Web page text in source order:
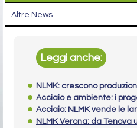
Altre News
Leggi anche:
NLMK: crescono
Acciaio e ambiente: i
Acciaio: NLMK vende le
NLMK Verona: da Tenova